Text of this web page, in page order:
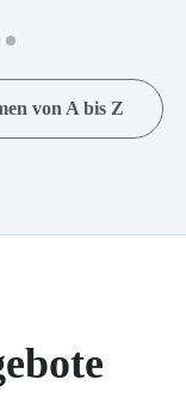
von A bis Z